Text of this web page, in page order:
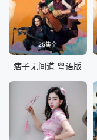
25集全
痞子无间道 粤语版